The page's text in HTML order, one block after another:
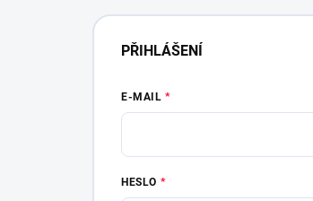
PŘIHLÁŠENÍ
E-MAIL
HESLO